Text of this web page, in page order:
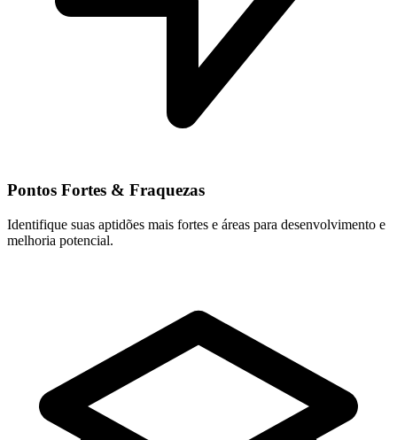
Pontos Fortes & Fraquezas
Identifique suas aptidões mais fortes e áreas para desenvolvimento e
melhoria potencial.